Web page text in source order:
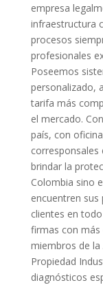
empresa
infraestructura
procesos
profesionales
Poseemos
personalizado,
tarifa más
el mercado.
país, con
corresponsales
brindar la
Colombia sino
encuentren
clientes en
firmas con más
miembros de la
Propiedad
diagnósticos